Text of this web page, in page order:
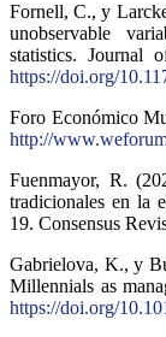
Fornell, C., y
unobservable
statistics. Journal
https://doi.org/
Foro Económico
http://
Fuenmayor, R.
tradicionales en la
19. Consensus
Gabrielova, K., y
Millennials as
https://doi.org/